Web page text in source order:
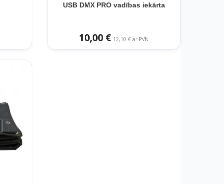
USB DMX PRO vadības iekārta
10,00 € 12,10 € ar PVN